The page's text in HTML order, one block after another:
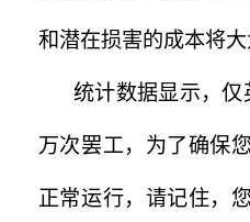
和潜在损害的成本将大
统计数据显示，仅
万次罢工，为了确保
正常运行，请记住，